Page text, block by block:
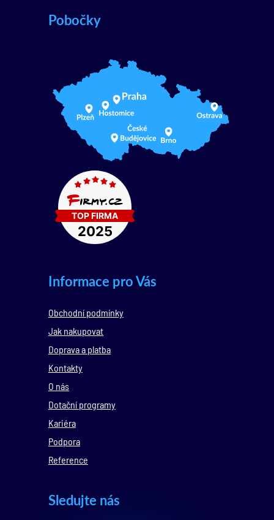
Pobočky
Informace pro Vás
Obchodní podmínky
Jak nakupovat
Doprava a platba
Kontakty
O nás
Dotační programy
Kariéra
Podpora
Reference
Sledujte nás